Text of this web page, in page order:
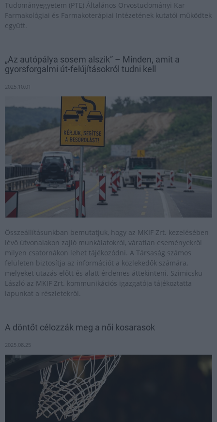
Tudományegyetem (PTE) Általános Orvostudományi Kar
Farmakológiai és Farmakoterápiai Intézetének kutatói működtek
együtt.
„Az autópálya sosem alszik” – Minden, amit a
gyorsforgalmi út-felújításokról tudni kell
2025.10.01
Összeállításunkban bemutatjuk, hogy az MKIF Zrt. kezelésében
lévő útvonalakon zajló munkálatokról, váratlan eseményekről
milyen csatornákon lehet tájékozódni. A Társaság számos
felületen biztosítja az információt a közlekedők számára,
melyeket utazás előtt és alatt érdemes áttekinteni. Szimicsku
László az MKIF Zrt. kommunikációs igazgatója tájékoztatta
lapunkat a részletekről.
A döntőt célozzák meg a női kosarasok
2025.08.25